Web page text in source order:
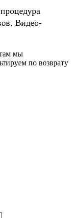
Видео-
мы
по возврату